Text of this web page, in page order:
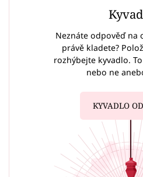
Neznáte odpověď na
právě kladete?
rozhýbejte kyvadlo.
nebo ne
KYVADLO